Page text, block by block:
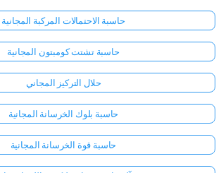
حاسبة الاحتمالات المركبة المجانية
حاسبة تشتت كومبتون المجانية
حلال التركيز المجاني
حاسبة بلوك الخرسانة المجانية
حاسبة قوة الخرسانة المجانية